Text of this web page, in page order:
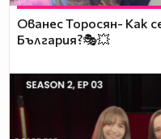
Ованес Торосян- Как
България?🎭💥